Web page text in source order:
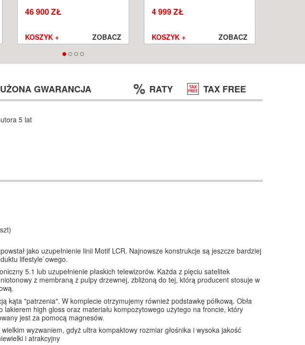
46 900 ZŁ
KOSZYK + ZOBACZ
4 999 ZŁ
KOSZYK + ZOBACZ
GWARANCJA RATY TAX FREE
5 lat
jako uzupełnienie linii Motif LCR. Najnowsze konstrukcje są jeszcze bardziej
lifestyle`owego.
5.1 lub uzupełnienie płaskich telewizorów. Każda z pięciu satelitek
z membraną z pulpy drzewnej, zbliżoną do tej, którą producent stosuje w
kąta "patrzenia". W komplecie otrzymujemy również podstawkę półkową. Obła
high gloss oraz materiału kompozytowego użytego na froncie, który
jest za pomocą magnesów.
wyzwaniem, gdyż ultra kompaktowy rozmiar głośnika i wysoka jakość
i atrakcyjny